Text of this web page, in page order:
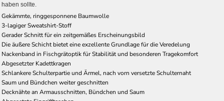
haben sollte.
Gekämmte, ringgesponnene Baumwolle
3-lagiger Sweatshirt-Stoff
Gerader Schnitt für ein zeitgemäßes Erscheinungsbild
Die äußere Schicht bietet eine exzellente Grundlage für die Veredelung
Nackenband in Fischgrätoptik für Stabilität und besonderen Tragekomfort
Abgesetzter Kadettkragen
Schlankere Schulterpartie und Ärmel, nach vorn versetzte Schulternaht
Saum und Bündchen weiter geschnitten
Decknähte an Armausschnitten, Bündchen und Saum